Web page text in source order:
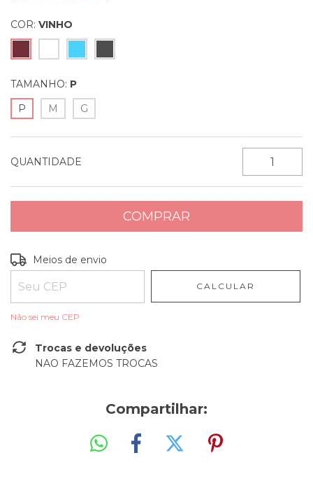
COR: VINHO
TAMANHO: P
P
M G
QUANTIDADE
Entregas para o CEP:
Meios de envio
CALCULAR
Não sei meu CEP
Trocas e devoluções
NAO FAZEMOS TROCAS
Compartilhar: